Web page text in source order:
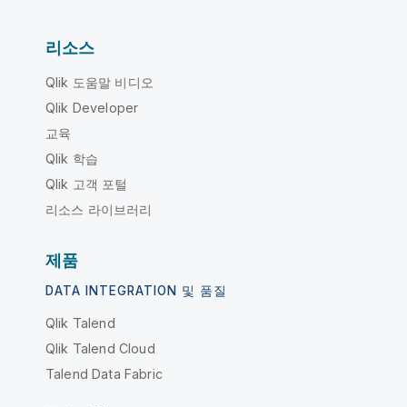
리소스
Qlik 도움말 비디오
Qlik Developer
교육
Qlik 학습
Qlik 고객 포털
리소스 라이브러리
제품
DATA INTEGRATION 및 품질
Qlik Talend
Qlik Talend Cloud
Talend Data Fabric